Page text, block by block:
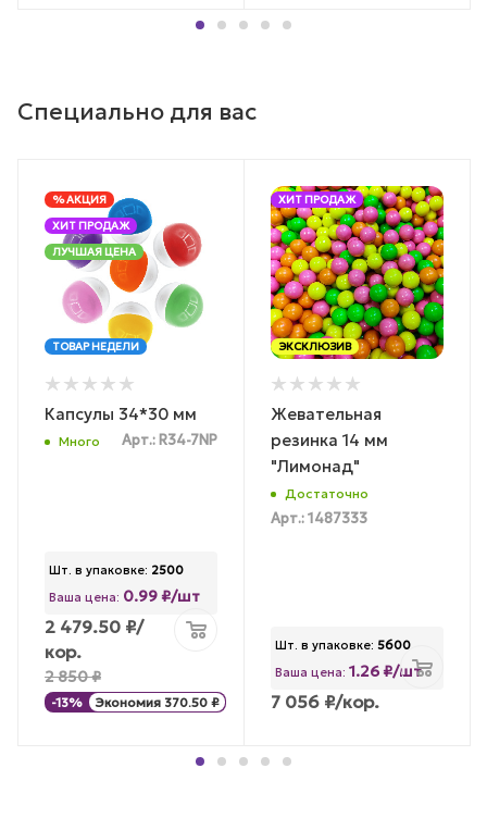
Специально для вас
% АКЦИЯ
ХИТ ПРОДАЖ
ЛУЧШАЯ ЦЕНА
ТОВАР НЕДЕЛИ
Капсулы 34*30 мм
Много Арт.: R34-7NP
Шт. в упаковке: 2500
Ваша цена: 0.99 ₽/шт
2 479.50 ₽/
кор.
2 850₽
-13% Экономия 370.50 ₽
ХИТ ПРОДАЖ
ЭКСКЛЮЗИВ
Жевательная
резинка 14 мм
"Лимонад"
Достаточно
Арт.: 1487333
Шт. в упаковке: 5600
Ваша цена: 1.26 ₽/шт
7 056 ₽/кор.